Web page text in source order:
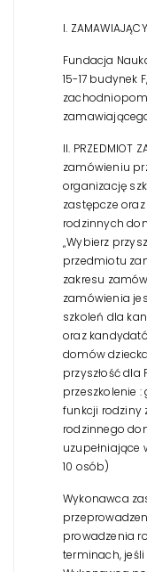
I.
Fundacja
15-17 budynek
II. PRZEDMIOT
zamówieniu
organizację
zastępcze
rodzinnych
„Wybierz
przedmiotu
zakresu
zamówienia
szkoleń dla
oraz
domów
przyszłość dla
przeszkolenie :
funkcji rodziny
rodzinnego
uzupełniające
10 osób)
Wykonawca
prowadzenia
terminach,